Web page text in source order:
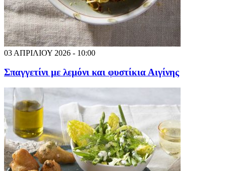
03 ΑΠΡΙΛΙΟΥ 2026 - 10:00
Σπαγγετίνι με λεμόνι και φυστίκια Αιγίνης